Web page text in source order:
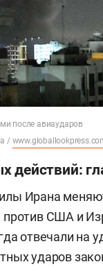
после авиаударов
/
действий:
Ирана
против США и
отвечали на
ударов